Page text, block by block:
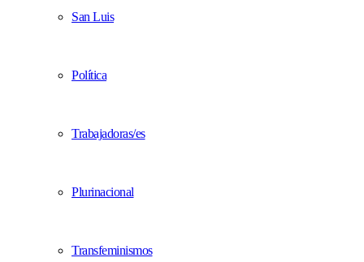
San Luis
Política
Trabajadoras/es
Plurinacional
Transfeminismos